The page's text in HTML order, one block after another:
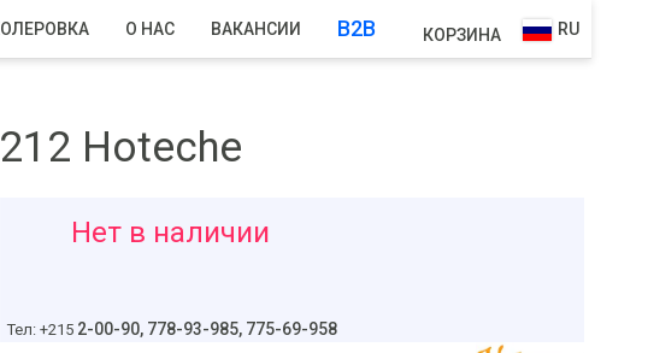
О НАС ВАКАНСИИ B2B КОРЗИНА RU
Hoteche
Нет в наличии
2063руб
Тел: +215 2-00-90, 778-93-985, 775-69-958